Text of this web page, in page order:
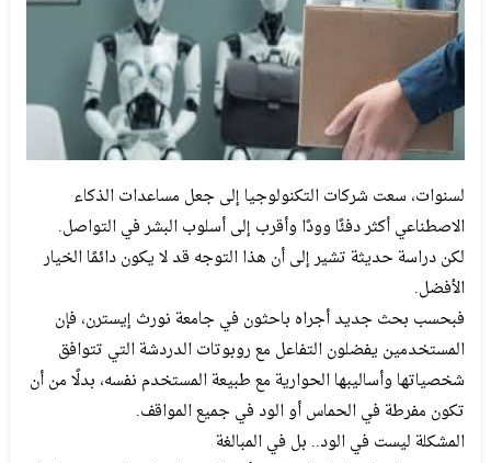
لسنوات، سعت شركات التكنولوجيا إلى جعل مساعدات الذكاء
الاصطناعي أكثر دفئًا وودًا وأقرب إلى أسلوب البشر في التواصل.
لكن دراسة حديثة تشير إلى أن هذا التوجه قد لا يكون دائمًا الخيار
الأفضل.
فبحسب بحث جديد أجراه باحثون في جامعة نورث إيسترن، فإن
المستخدمين يفضلون التفاعل مع روبوتات الدردشة التي تتوافق
شخصياتها وأساليبها الحوارية مع طبيعة المستخدم نفسه، بدلًا من أن
تكون مفرطة في الحماس أو الود في جميع المواقف.
المشكلة ليست في الود.. بل في المبالغة